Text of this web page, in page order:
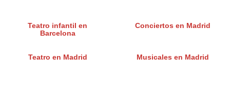
Teatro infantil en
Barcelona
Conciertos en Madrid
Teatro en Madrid Musicales en Madrid